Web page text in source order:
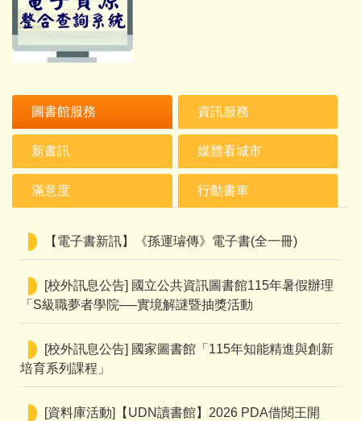
圖書館服務 資訊服務
新書訊 媒體看城市
滿意度 行動書車
【電子書新訊】《孫運璿傳》電子書(全一冊)
[校外訊息公告] 國立公共資訊圖書館115年暑假辦理
「S級職夢者學院──實境解謎暨抽獎活動
[校外訊息公告] 國家圖書館「115年知能精進與創新
培育系列課程」
[資料庫活動]【UDN讀書館】2026 PDA借閱王開